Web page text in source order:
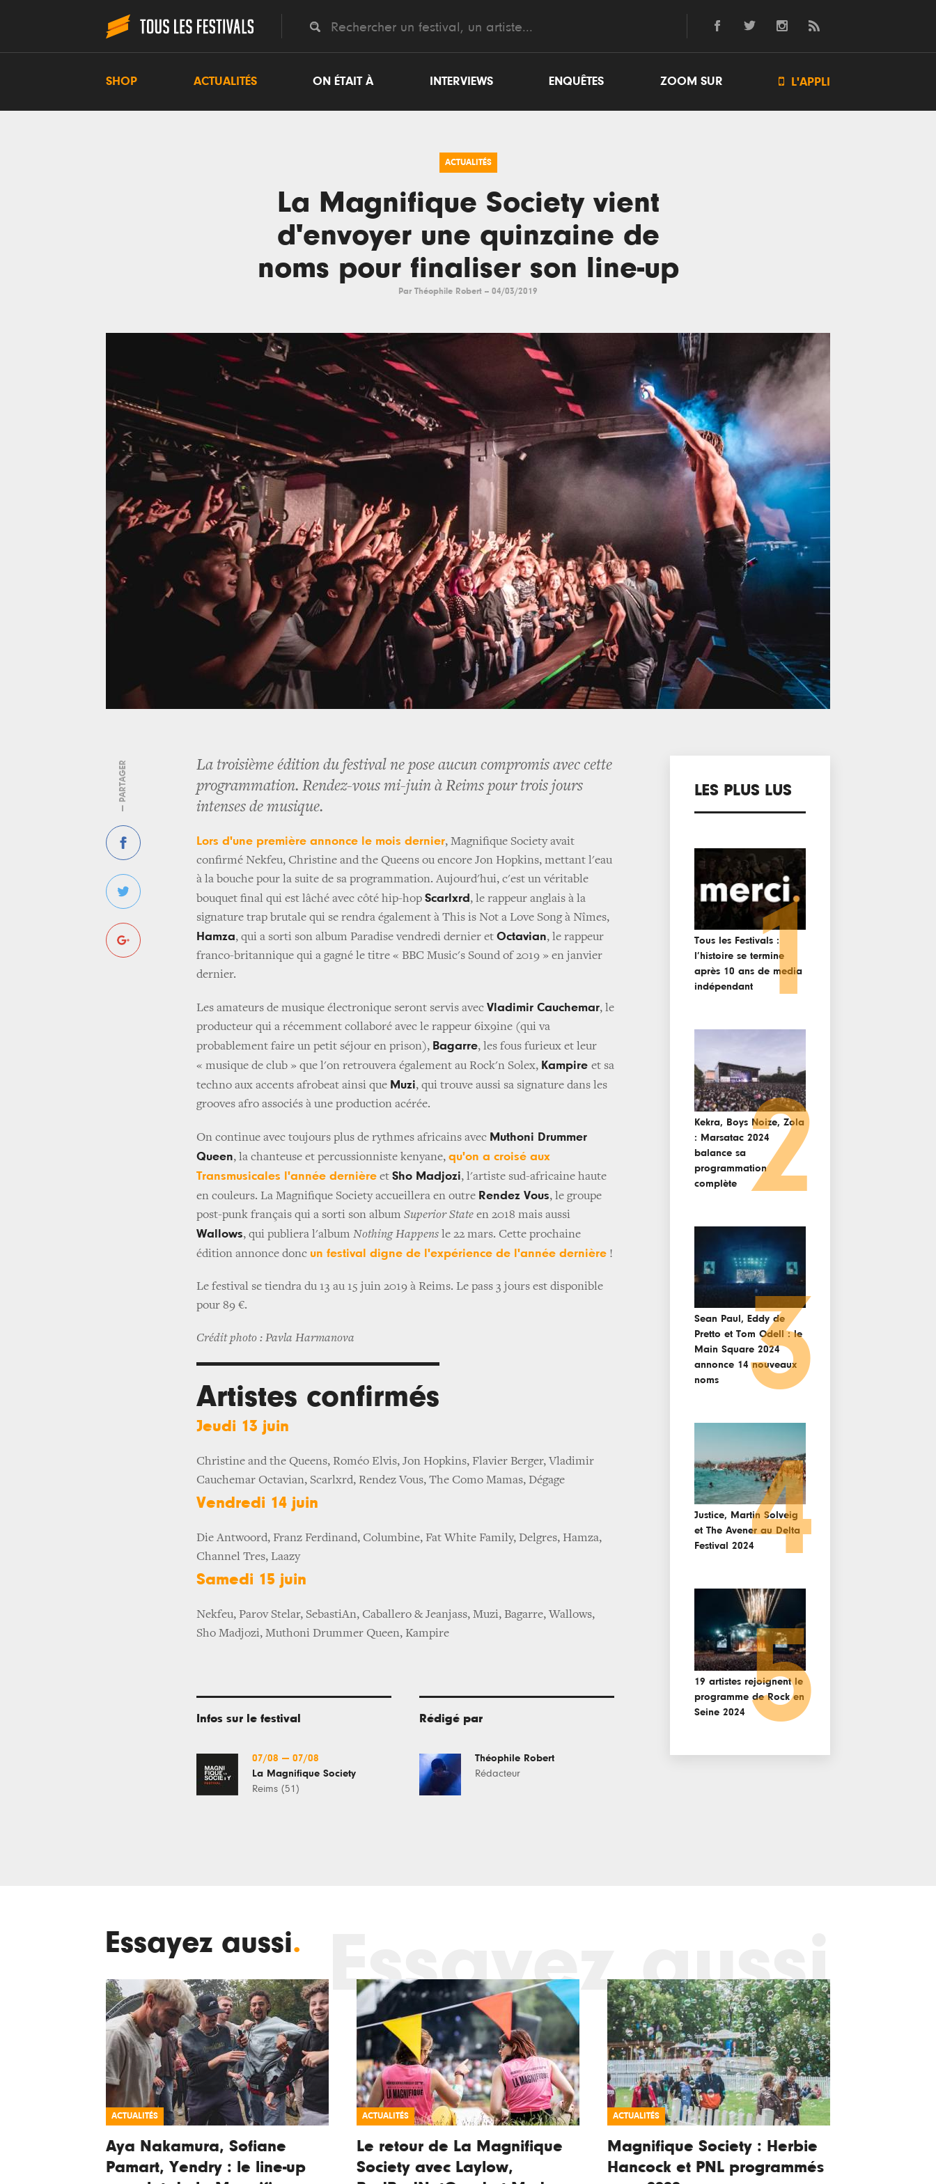
SHOP ACTUALITÉS ON ÉTAIT À INTERVIEWS ENQUÊTES ZOOM SUR  L'APPLI
ACTUALITÉS
La Magnifique Society vient
d'envoyer une quinzaine de
noms pour finaliser son line-up
Par Théophile Robert -- 04/03/2019
— PARTAGER
La troisième édition du festival ne pose aucun compromis avec cette
programmation. Rendez-vous mi-juin à Reims pour trois jours
intenses de musique.
Lors d'une première annonce le mois dernier, Magnifique Society avait
confirmé Nekfeu, Christine and the Queens ou encore Jon Hopkins, mettant l'eau
à la bouche pour la suite de sa programmation. Aujourd'hui, c'est un véritable
bouquet final qui est lâché avec côté hip-hop Scarlxrd , le rappeur anglais à la
signature trap brutale qui se rendra également à This is Not a Love Song à Nîmes,
Hamza, qui a sorti son album Paradise vendredi dernier et Octavian, le rappeur
franco-britannique qui a gagné le titre « BBC Music's Sound of 2019 » en janvier
dernier.
Les amateurs de musique électronique seront servis avec Vladimir Cauchemar, le
producteur qui a récemment collaboré avec le rappeur 6ix9ine (qui va
probablement faire un petit séjour en prison), Bagarre, les fous furieux et leur
« musique de club » que l'on retrouvera également au Rock'n Solex, Kampire et sa
techno aux accents afrobeat ainsi que Muzi, qui trouve aussi sa signature dans les
grooves afro associés à une production acérée.
On continue avec toujours plus de rythmes africains avec Muthoni Drummer
Queen, la chanteuse et percussionniste kenyane, qu'on a croisé aux
Transmusicales l'année dernière et Sho Madjozi, l'artiste sud-africaine haute
en couleurs. La Magnifique Society accueillera en outre Rendez Vous, le groupe
post-punk français qui a sorti son album Superior State en 2018 mais aussi
Wallows, qui publiera l'album Nothing Happens le 22 mars. Cette prochaine
édition annonce donc un festival digne de l'expérience de l'année dernière !
Le festival se tiendra du 13 au 15 juin 2019 à Reims. Le pass 3 jours est disponible
pour 89 €.
Crédit photo : Pavla Harmanova
Artistes confirmés
Jeudi 13 juin
Christine and the Queens, Roméo Elvis, Jon Hopkins, Flavier Berger, Vladimir
Cauchemar Octavian, Scarlxrd, Rendez Vous, The Como Mamas, Dégage
Vendredi 14 juin
Die Antwoord, Franz Ferdinand, Columbine, Fat White Family, Delgres, Hamza,
Channel Tres, Laazy
Samedi 15 juin
Nekfeu, Parov Stelar, SebastiAn, Caballero & Jeanjass, Muzi, Bagarre, Wallows,
Sho Madjozi, Muthoni Drummer Queen, Kampire
Infos sur le festival
07/08 — 07/08
La Magnifique Society
Reims (51)
Rédigé par
Théophile Robert
Rédacteur
LES PLUS LUS
Tous les Festivals :
l’histoire se termine
après 10 ans de media
indépendant1
Kekra, Boys Noize, Zola
: Marsatac 2024
balance sa
programmation
complète
2
Sean Paul, Eddy de
Pretto et Tom Odell : le
Main Square 2024
annonce 14 nouveaux
noms
3
Justice, Martin Solveig
et The Avener au Delta
Festival 20244
19 artistes rejoignent le
programme de Rock en
Seine 2024 5
Essayez aussi. Essayez aussi
ACTUALITÉS
Aya Nakamura, Sofiane
Pamart, Yendry : le line-up
ACTUALITÉS
Le retour de La Magnifique
Society avec Laylow,
ACTUALITÉS
Magnifique Society : Herbie
Hancock et PNL programmés